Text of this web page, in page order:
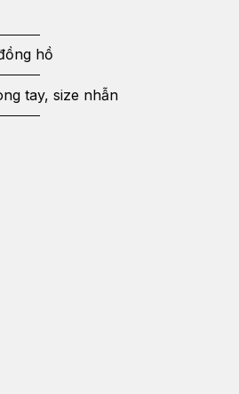
hồ
tay, size nhẫn